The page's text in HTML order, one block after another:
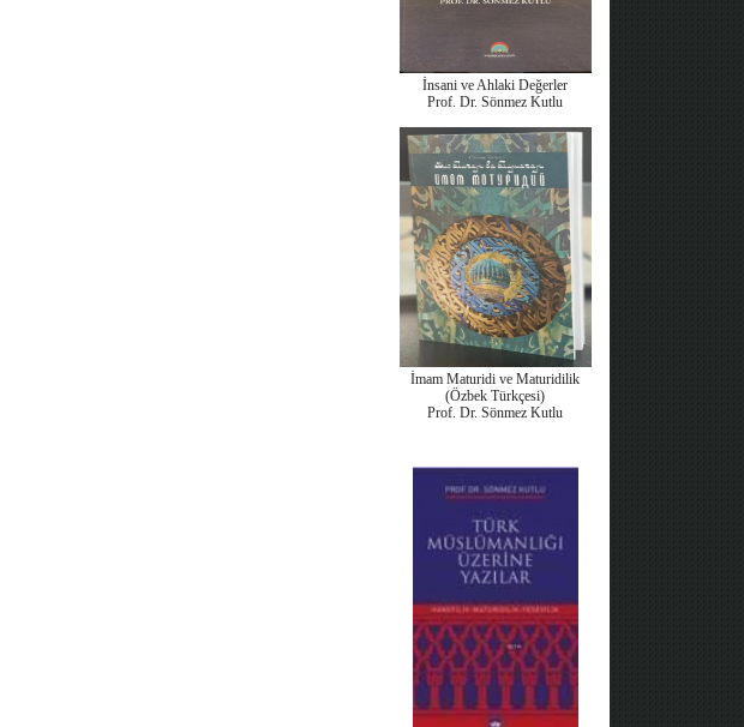
İnsani ve Ahlaki Değerler
Prof. Dr. Sönmez Kutlu
İmam Maturidi ve Maturidilik
(Özbek Türkçesi)
Prof. Dr. Sönmez Kutlu